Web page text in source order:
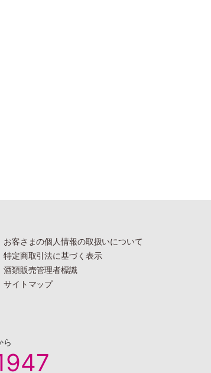
お客さまの個人情報の取扱いについて
特定商取引法に基づく表示
酒類販売管理者標識
サイトマップ
ら